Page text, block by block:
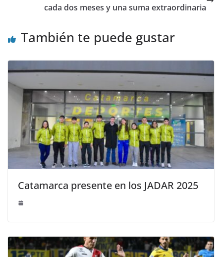
cada dos meses y una suma extraordinaria
También te puede gustar
Catamarca presente en los JADAR 2025